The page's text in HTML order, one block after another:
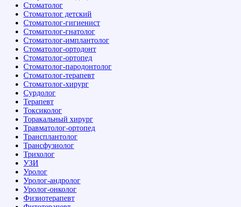
Стоматолог
Стоматолог детский
Стоматолог-гигиенист
Стоматолог-гнатолог
Стоматолог-имплантолог
Стоматолог-ортодонт
Стоматолог-ортопед
Стоматолог-пародонтолог
Стоматолог-терапевт
Стоматолог-хирург
Сурдолог
Терапевт
Токсиколог
Торакальный хирург
Травматолог-ортопед
Трансплантолог
Трансфузиолог
Трихолог
УЗИ
Уролог
Уролог-андролог
Уролог-онколог
Физиотерапевт